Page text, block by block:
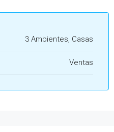
3 Ambientes, Casas
Ventas